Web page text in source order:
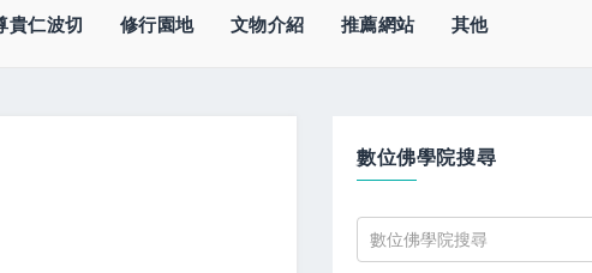
貴仁波切 修行園地 文物介紹 推薦網站 其他
數位佛學院搜尋